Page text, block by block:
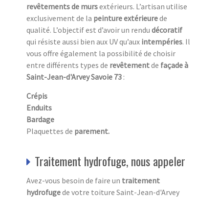
revêtements de mursextérieurs. L’artisan utilise
exclusivement de la peinture extérieurede
qualité. L’objectif est d’avoir un rendu décoratif
qui résiste aussi bien aux UVqu’aux intempéries. Il
vous offre également la possibilité de choisir
entre différents types de revêtementde façade à
Saint-Jean-d'Arvey Savoie 73 :
Crépis
Enduits
Bardage
Plaquettes de parement.
Traitement hydrofuge, nous appeler
Avez-vous besoin de faire un traitement
hydrofugede votre toiture Saint-Jean-d'Arvey